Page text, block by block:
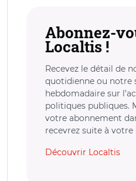
Abonnez-
Localtis !
Recevez le détail de
quotidienne ou notre
hebdomadaire sur
politiques publiques.
votre abonnement
recevrez suite à
Découvrir Localtis